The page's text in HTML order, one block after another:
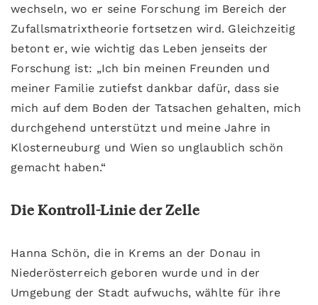
wechseln, wo er seine Forschung im Bereich der
Zufallsmatrixtheorie fortsetzen wird. Gleichzeitig
betont er, wie wichtig das Leben jenseits der
Forschung ist: „Ich bin meinen Freunden und
meiner Familie zutiefst dankbar dafür, dass sie
mich auf dem Boden der Tatsachen gehalten, mich
durchgehend unterstützt und meine Jahre in
Klosterneuburg und Wien so unglaublich schön
gemacht haben.“
Die Kontroll-Linie der Zelle
Hanna Schön, die in Krems an der Donau in
Niederösterreich geboren wurde und in der
Umgebung der Stadt aufwuchs, wählte für ihre